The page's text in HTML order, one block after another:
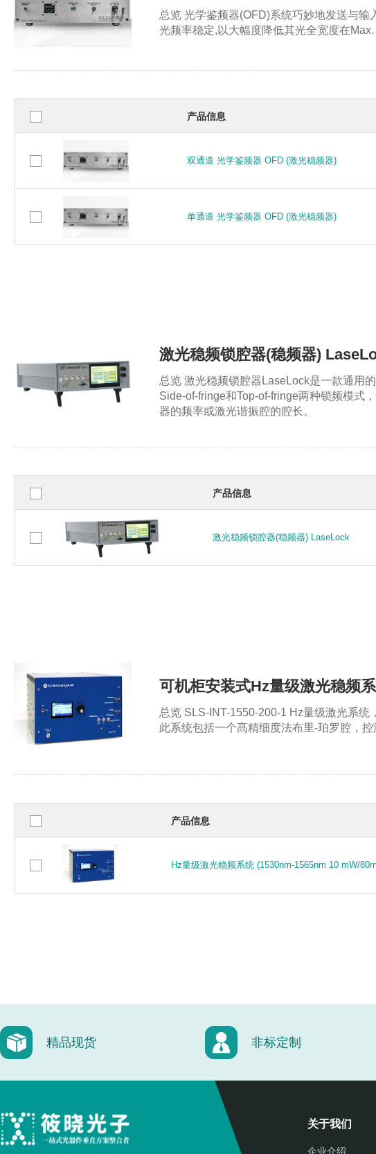
总览 光学鉴频器(OFD)系统巧妙地发送与
光频率稳定,以大幅度降低其光全宽度在
产品信息
双通道 光学鉴频器 OFD (激光稳频器)
单通道 光学鉴频器 OFD (激光稳频器)
双通道 光学鉴频器 OFD (激光稳频器)
单通道 光学鉴频器 OFD (激光稳频器)
激光稳频锁腔器(稳频器)
总览 激光稳频锁腔器LaseLock是一款通用
Side-of-fringe和Top-of-fringe两种锁频模式
器的频率或激光谐振腔的腔长。
产品信息
激光稳频锁腔器(稳频器) LaseLock
激光稳频锁腔器(稳频器) LaseLock
可机柜安装式Hz量级激光稳频
总览 SLS-INT-1550-200-1 Hz量级激光系
此系统包括一个髙精细度法布里-珀罗腔，
产品信息
Hz量级激光稳频系统 (1530nm-1565nm 10 mW/
Hz量级激光稳频系统 (1530nm-1565nm 10 mW/
精品现货 非标定制
关于我们
企业介绍